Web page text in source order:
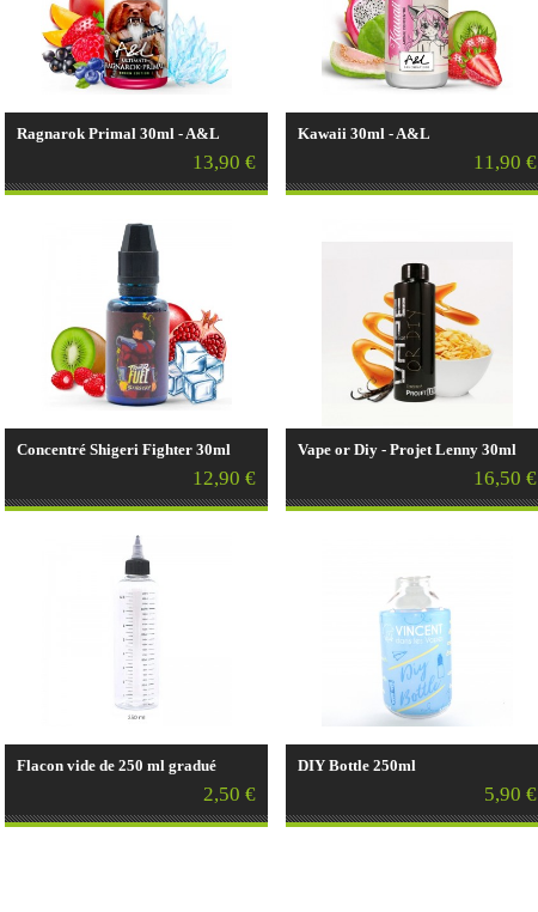
Ragnarok Primal 30ml - A&L
13,90 €
Kawaii 30ml - A&L
11,90 €
Concentré Shigeri Fighter 30ml
12,90 €
Vape or Diy - Projet Lenny 30ml
16,50 €
Flacon vide de 250 ml gradué
2,50 €
DIY Bottle 250ml
5,90 €